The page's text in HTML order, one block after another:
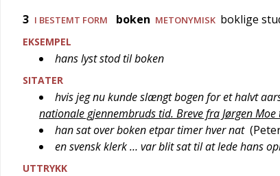
3 I BESTEMT FORM boken METONYMISK boklige
EKSEMPEL
hans lyst stod til boken
SITATER
hvis jeg nu kunde slængt bogen for et halvt
nationale gjennembruds tid. Breve fra Jørgen
han sat over boken etpar timer hver nat (
en svensk klerk … var blit sat til at lede hans
UTTRYKK